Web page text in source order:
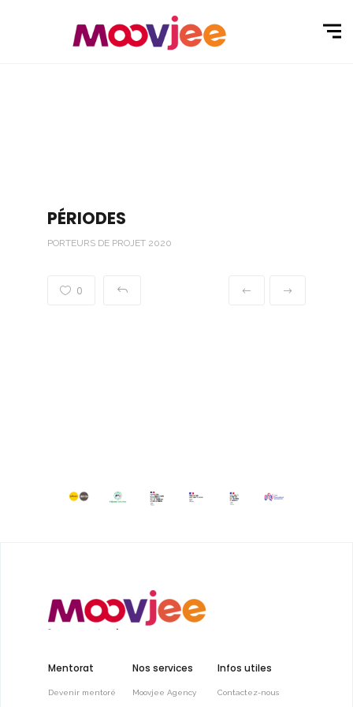
PÉRIODES
PORTEURS DE PROJET 2020
0
Mentorat
Devenir mentoré
Nos services
Moovjee Agency
Infos utiles
Contactez-nous